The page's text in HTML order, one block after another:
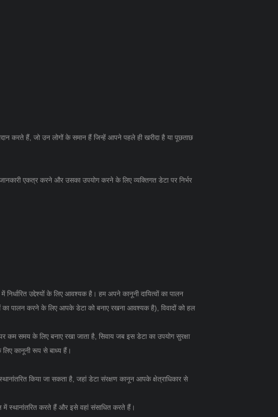
करते हैं, जो उन लोगों के समान हैं जिन्हें आपने पहले ही खरीदा है या पूछताछ
एकत्र करने और उसका उपयोग करने के लिए व्यक्तिगत डेटा पर निर्भर
उद्देश्यों के लिए आवश्यक है। हम अपने कानूनी दायित्वों का पालन
पालन करने के लिए आपके डेटा को बनाए रखना आवश्यक है), विवादों को हल
कम समय के लिए बनाए रखा जाता है, सिवाय जब इस डेटा का उपयोग सुरक्षा
कानूनी रूप से बाध्य हैं।
किया जा सकता है, जहां डेटा संरक्षण कानून आपके क्षेत्राधिकार से
में स्थानांतरित करते हैं और इसे वहां संसाधित करते हैं।